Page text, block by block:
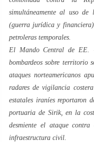
simultáneamente al uso
(guerra jurídica y financiera)
petroleras temporales.
El Mando Central de EE.
bombardeos sobre territorio
ataques norteamericanos
radares de vigilancia
estatales iraníes reportaron
portuaria de Sirik, en la
desmiente el ataque
infraestructura civil.